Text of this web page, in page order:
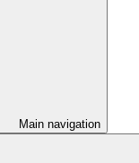
Main navigation